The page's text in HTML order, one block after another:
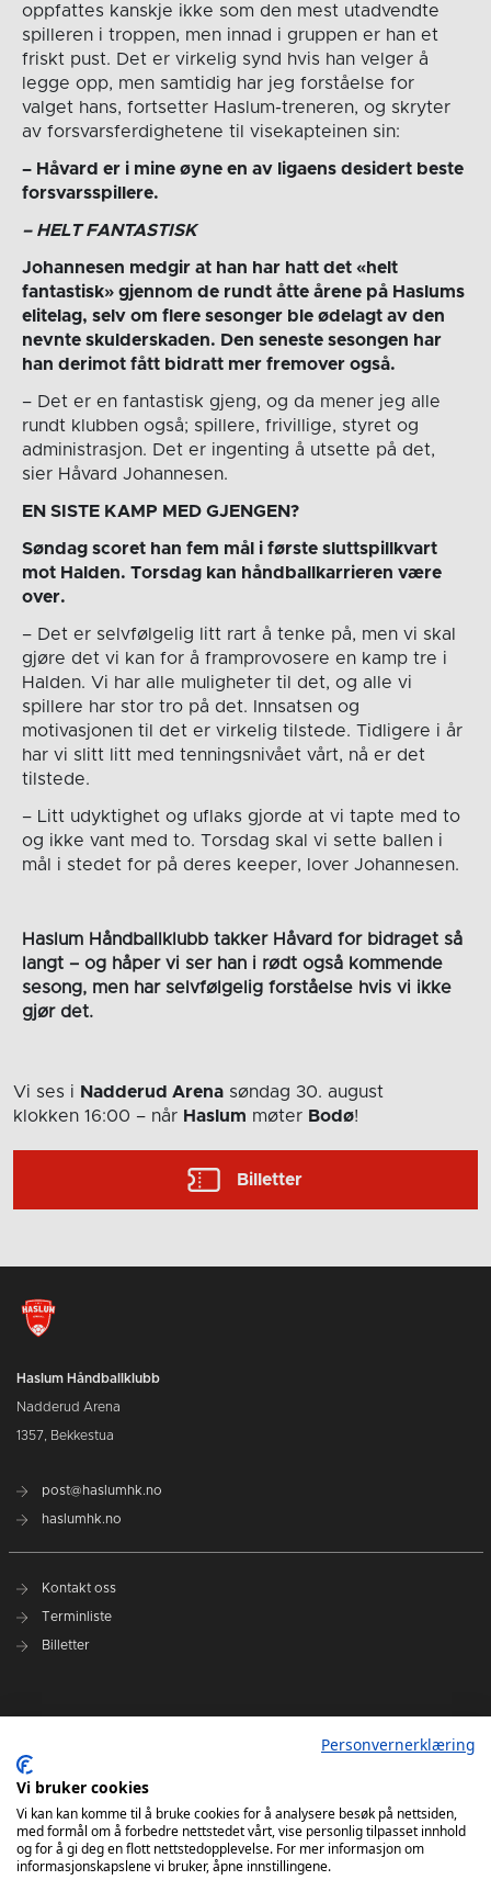
oppfattes kanskje ikke som den mest utadvendte
spilleren i troppen, men innad i gruppen er han et
friskt pust. Det er virkelig synd hvis han velger å
legge opp, men samtidig har jeg forståelse for
valget hans, fortsetter Haslum-treneren, og skryter
av forsvarsferdighetene til visekapteinen sin:
– Håvard er i mine øyne en av ligaens desidert beste
forsvarsspillere.
– HELT FANTASTISK
Johannesen medgir at han har hatt det «helt
fantastisk» gjennom de rundt åtte årene på Haslums
elitelag, selv om flere sesonger ble ødelagt av den
nevnte skulderskaden. Den seneste sesongen har
han derimot fått bidratt mer fremover også.
– Det er en fantastisk gjeng, og da mener jeg alle
rundt klubben også; spillere, frivillige, styret og
administrasjon. Det er ingenting å utsette på det,
sier Håvard Johannesen.
EN SISTE KAMP MED GJENGEN?
Søndag scoret han fem mål i første sluttspillkvart
mot Halden. Torsdag kan håndballkarrieren være
over.
– Det er selvfølgelig litt rart å tenke på, men vi skal
gjøre det vi kan for å framprovosere en kamp tre i
Halden. Vi har alle muligheter til det, og alle vi
spillere har stor tro på det. Innsatsen og
motivasjonen til det er virkelig tilstede. Tidligere i år
har vi slitt litt med tenningsnivået vårt, nå er det
tilstede.
– Litt udyktighet og uflaks gjorde at vi tapte med to
og ikke vant med to. Torsdag skal vi sette ballen i
mål i stedet for på deres keeper, lover Johannesen.
Haslum Håndballklubb takker Håvard for bidraget så
langt – og håper vi ser han i rødt også kommende
sesong, men har selvfølgelig forståelse hvis vi ikke
gjør det.
Vi ses i Nadderud Arena søndag 30. august
klokken 16:00 – når Haslum møter Bodø!
Billetter
Haslum Håndballklubb
Nadderud Arena
1357, Bekkestua
post@haslumhk.no
haslumhk.no
Kontakt oss
Terminliste
Billetter
Ansvarlig redaktør: Tore Solberg
Personvernerklæring
Vi bruker cookies
Vi kan kan komme til å bruke cookies for å analysere besøk på nettsiden,
med formål om å forbedre nettstedet vårt, vise personlig tilpasset innhold
og for å gi deg en flott nettstedopplevelse. For mer informasjon om
informasjonskapslene vi bruker, åpne innstillingene.